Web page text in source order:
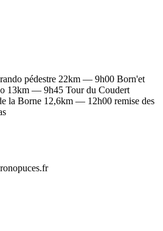
pédestre 22km — 9h00 Born'et
13km — 9h45 Tour du Coudert
la Borne 12,6km — 12h00 remise des